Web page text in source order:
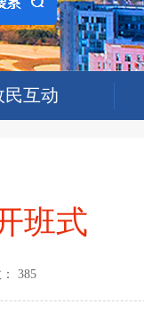
民互动
班式
385